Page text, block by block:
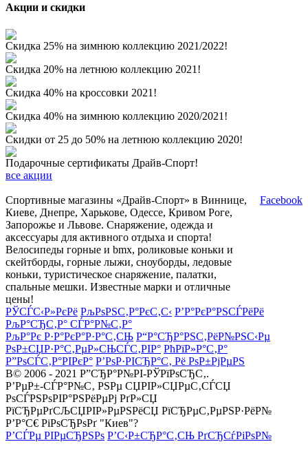
Акции и скидки
Скидка 25% на зимнюю коллекцию 2021/2022!
Скидка 20% на летнюю коллекцию 2021!
Скидка 40% на кроссовки 2021!
Скидка 40% на зимнюю коллекцию 2020/2021!
Скидки от 25 до 50% на летнюю коллекцию 2020!
Подарочные сертификаты Драйв-Спорт!
все акции
Спортивные магазины «Драйв-Спорт» в Виннице,
Киеве, Днепре, Харькове, Одессе, Кривом Роге,
Запорожье и Львове. Снаряжение, одежда и
аксессуары для активного отдыха и спорта!
Велосипеды горные и bmx, роликовые коньки и
скейтборды, горные лыжи, сноуборды, ледовые
коньки, туристическое снаряжение, палатки,
спальные мешки. Известные марки и отличные
цены!
Facebook
РЎСЃС‹Р»РєРё РљРѕРЅС‚Р°РєС‚С‹ Р’Р°РєР°РЅСЃРёРё
РљР°СЂС‚Р° СЃР°Р№С‚Р°
РљР°Рє Р·Р°РєР°Р·Р°С‚СЊ Р“Р°СЂР°РЅС‚РёР№РЅС‹Рµ
РѕР±СЏР·Р°С‚РµР»СЊСЃС‚РІР° РћРїР»Р°С‚Р°
Р”РѕСЃС‚Р°РІРєР° Р’РѕР·РІСЂР°С‚ Рё РѕР±РјРµРЅ
В© 2006 - 2021 Р”СЂР°Р№РІ-РЎРїРѕСЂС‚.
Р’РµР±-СЃР°Р№С‚ РЅРµ СЏРІР»СЏРµС‚СЃСЏ
РѕСЃРЅРѕРІР°РЅРёРµРј РґР»СЏ
РїСЂРµРґСЉСЏРІР»РµРЅРёСЏ РїСЂРµС‚РµРЅР·РёР№
Р’Р°С€ РіРѕСЂРѕРґ "Киев"?
Р’СЃРµ РІРµСЂРЅРѕ Р’С‹Р±СЂР°С‚СЊ РґСЂСѓРіРѕР№